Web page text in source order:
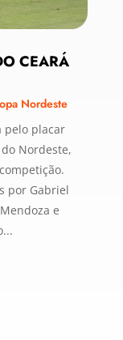
CEARÁ
Nordeste
pelo placar
Nordeste,
por Gabriel
e